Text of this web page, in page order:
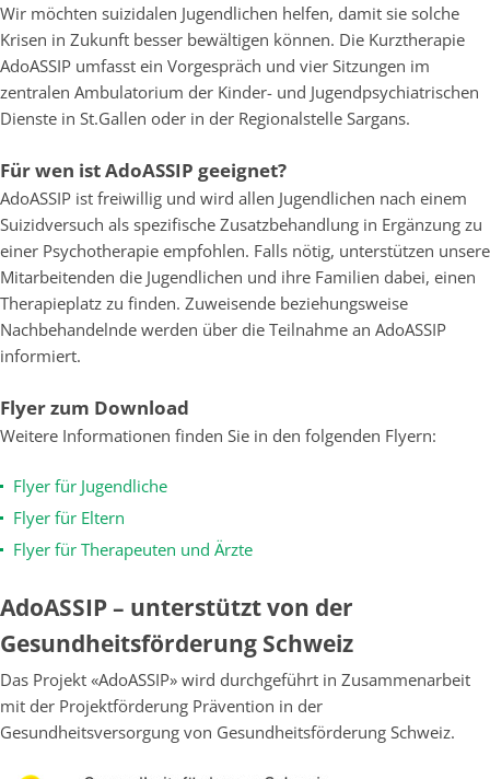
Wir möchten suizidalen Jugendlichen helfen, damit sie solche
Krisen in Zukunft besser bewältigen können. Die Kurztherapie
AdoASSIP umfasst ein Vorgespräch und vier Sitzungen im
zentralen Ambulatorium der Kinder- und Jugendpsychiatrischen
Dienste in St.Gallen oder in der Regionalstelle Sargans.
Für wen ist AdoASSIP geeignet?
AdoASSIP ist freiwillig und wird allen Jugendlichen nach einem
Suizidversuch als spezifische Zusatzbehandlung in Ergänzung zu
einer Psychotherapie empfohlen. Falls nötig, unterstützen unsere
Mitarbeitenden die Jugendlichen und ihre Familien dabei, einen
Therapieplatz zu finden. Zuweisende beziehungsweise
Nachbehandelnde werden über die Teilnahme an AdoASSIP
informiert.
Flyer zum Download
Weitere Informationen finden Sie in den folgenden Flyern:
Flyer für Jugendliche
Flyer für Eltern
Flyer für Therapeuten und Ärzte
AdoASSIP – unterstützt von der
Gesundheitsförderung Schweiz
Das Projekt «AdoASSIP» wird durchgeführt in Zusammenarbeit
mit der Projektförderung Prävention in der
Gesundheitsversorgung von Gesundheitsförderung Schweiz.